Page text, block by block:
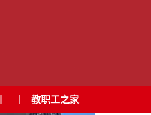
| 教职工之家